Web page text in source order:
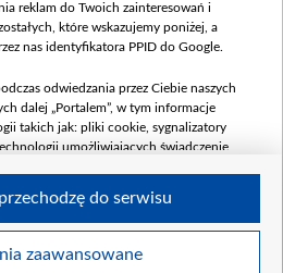
000 000,00 PLN
LUTY 2026 (wpłata
7 maja 180 mln, 8
000 000,00 PLN
reklam do Twoich zainteresowań i
które wskazujemy poniżej, a
nas identyfikatora PPID do Google.
odwiedzania przez Ciebie naszych
dalej „Portalem”, w tym informacje
takich jak: pliki cookie, sygnalizatory
umożliwiających świadczenie
odwiedzania przez Ciebie
zaawansowane
do serwisu